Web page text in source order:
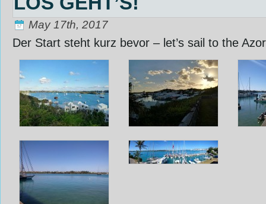
May 17th, 2017
Der Start steht kurz bevor – let’s sail to the